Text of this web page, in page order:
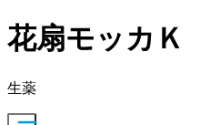
花扇モッカＫ
生薬